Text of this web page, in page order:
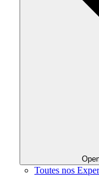
Toutes nos